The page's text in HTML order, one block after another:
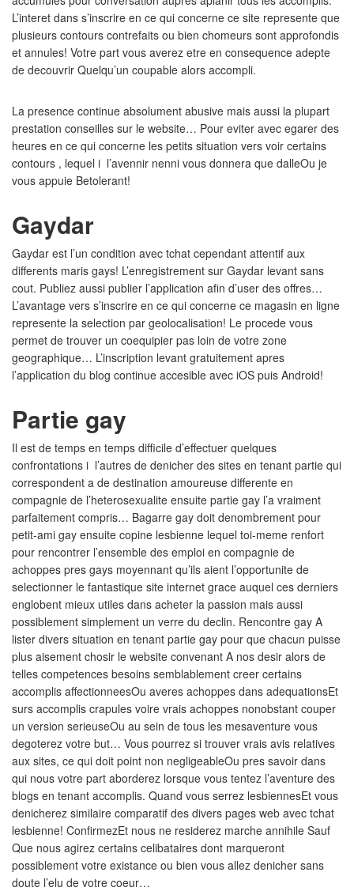
L’interet dans s’inscrire en ce qui concerne ce site represente que
plusieurs contours contrefaits ou bien chomeurs sont approfondis
et annules! Votre part vous averez etre en consequence adepte
de decouvrir Quelqu’un coupable alors accompli.
La presence continue absolument abusive mais aussi la plupart
prestation conseilles sur le website… Pour eviter avec egarer des
heures en ce qui concerne les petits situation vers voir certains
contours , lequel i l’avennir nenni vous donnera que dalleOu je
vous appuie Betolerant!
Gaydar
Gaydar est l’un condition avec tchat cependant attentif aux
differents maris gays! L’enregistrement sur Gaydar levant sans
cout. Publiez aussi publier l’application afin d’user des offres…
L’avantage vers s’inscrire en ce qui concerne ce magasin en ligne
represente la selection par geolocalisation! Le procede vous
permet de trouver un coequipier pas loin de votre zone
geographique… L’inscription levant gratuitement apres
l’application du blog continue accesible avec iOS puis Android!
Partie gay
Il est de temps en temps difficile d’effectuer quelques
confrontations i l’autres de denicher des sites en tenant partie qui
correspondent a de destination amoureuse differente en
compagnie de l’heterosexualite ensuite partie gay l’a vraiment
parfaitement compris… Bagarre gay doit denombrement pour
petit-ami gay ensuite copine lesbienne lequel toi-meme renfort
pour rencontrer l’ensemble des emploi en compagnie de
achoppes pres gays moyennant qu’ils aient l’opportunite de
selectionner le fantastique site internet grace auquel ces derniers
englobent mieux utiles dans acheter la passion mais aussi
possiblement simplement un verre du declin. Rencontre gay A
lister divers situation en tenant partie gay pour que chacun puisse
plus aisement chosir le website convenant A nos desir alors de
telles competences besoins semblablement creer certains
accomplis affectionneesOu averes achoppes dans adequationsEt
surs accomplis crapules voire vrais achoppes nonobstant couper
un version serieuseOu au sein de tous les mesaventure vous
degoterez votre but… Vous pourrez si trouver vrais avis relatives
aux sites, ce qui doit point non negligeableOu pres savoir dans
qui nous votre part aborderez lorsque vous tentez l’aventure des
blogs en tenant accomplis. Quand vous serrez lesbiennesEt vous
denicherez similaire comparatif des divers pages web avec tchat
lesbienne! ConfirmezEt nous ne residerez marche annihile Sauf
Que nous agirez certains celibataires dont marqueront
possiblement votre existance ou bien vous allez denicher sans
doute l’elu de votre coeur…